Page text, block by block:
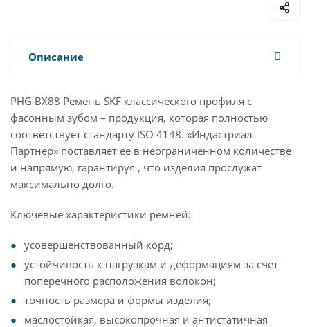
Описание
PHG BX88 Ремень SKF классического профиля с
фасонным зубом – продукция, которая полностью
соответствует стандарту ISO 4148. «Индастриал
Партнер» поставляет ее в неограниченном количестве
и напрямую, гарантируя , что изделия прослужат
максимально долго.
Ключевые характеристики ремней:
усовершенствованный корд;
устойчивость к нагрузкам и деформациям за счет
поперечного расположения волокон;
точность размера и формы изделия;
маслостойкая, высокопрочная и антистатичная